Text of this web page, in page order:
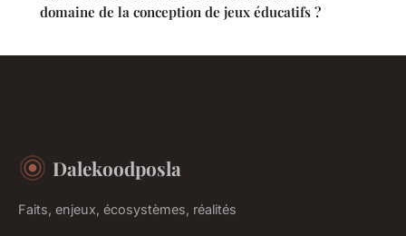
domaine de la conception de jeux éducatifs ?
Dalekoodposla
Faits, enjeux, écosystèmes, réalités